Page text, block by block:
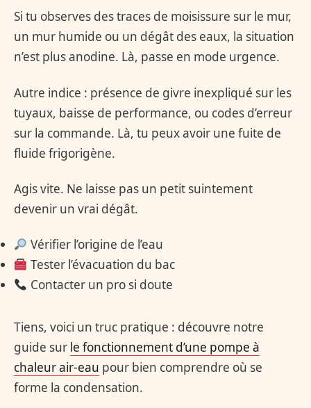
Si tu observes des traces de moisissure sur le mur,
un mur humide ou un dégât des eaux, la situation
n’est plus anodine. Là, passe en mode urgence.
Autre indice : présence de givre inexpliqué sur les
tuyaux, baisse de performance, ou codes d’erreur
sur la commande. Là, tu peux avoir une fuite de
fluide frigorigène.
Agis vite. Ne laisse pas un petit suintement
devenir un vrai dégât.
Vérifier l’origine de l’eau
Tester l’évacuation du bac
Contacter un pro si doute
Tiens, voici un truc pratique : découvre notre
guide sur le fonctionnement d’une pompe à
chaleur air-eau pour bien comprendre où se
forme la condensation.